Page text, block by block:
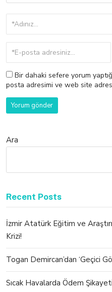
Bir dahaki sefere yorum
posta adresimi ve web site
Ara
Recent Posts
İzmir Atatürk Eğitim ve
Krizi!
Togan Demircan’dan ‘Geçici
Sıcak Havalarda Ödem